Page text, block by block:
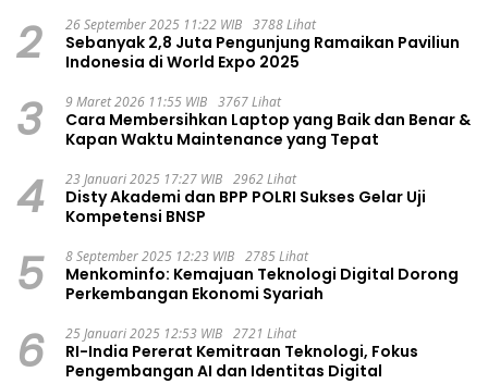
2 26 September 2025 11:22 WIB 3788 Lihat
Sebanyak 2,8 Juta Pengunjung Ramaikan Paviliun
Indonesia di World Expo 2025
3 9 Maret 2026 11:55 WIB 3767 Lihat
Cara Membersihkan Laptop yang Baik dan Benar &
Kapan Waktu Maintenance yang Tepat
4 23 Januari 2025 17:27 WIB 2962 Lihat
Disty Akademi dan BPP POLRI Sukses Gelar Uji
Kompetensi BNSP
5 8 September 2025 12:23 WIB 2785 Lihat
Menkominfo: Kemajuan Teknologi Digital Dorong
Perkembangan Ekonomi Syariah
6 25 Januari 2025 12:53 WIB 2721 Lihat
RI-India Pererat Kemitraan Teknologi, Fokus
Pengembangan AI dan Identitas Digital